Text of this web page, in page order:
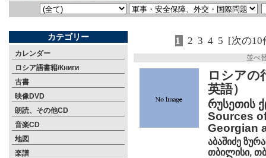
カテゴリー
カレンダー
ロシア語書籍/Книги
古書
映像DVD
朗読、その他CD
音楽CD
地図
楽譜
1 2 3 4 5 [次の10
並べ
ロシアの
英語）
რუსეთის
Sources
Georgian
აბაშიძე
თბილისი,